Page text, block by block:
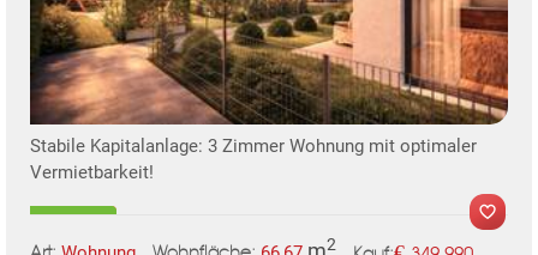
Stabile Kapitalanlage: 3 Zimmer Wohnung mit optimaler
Vermietbarkeit!
2